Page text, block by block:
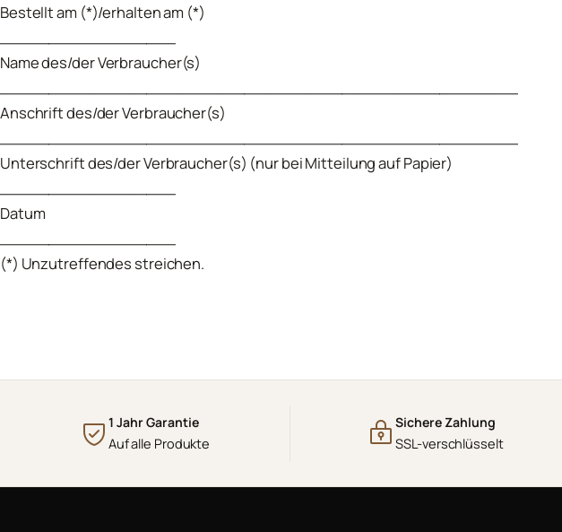
Bestellt am (*)/erhalten am (*)
Name des/der Verbraucher(s)
Anschrift des/der Verbraucher(s)
Unterschrift des/der Verbraucher(s) (nur bei Mitteilung auf Papier)
Datum
(*) Unzutreffendes streichen.
1 Jahr Garantie
Auf alle Produkte
Sichere Zahlung
SSL-verschlüsselt